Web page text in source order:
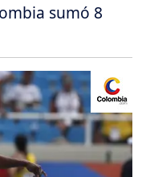
sumó 8